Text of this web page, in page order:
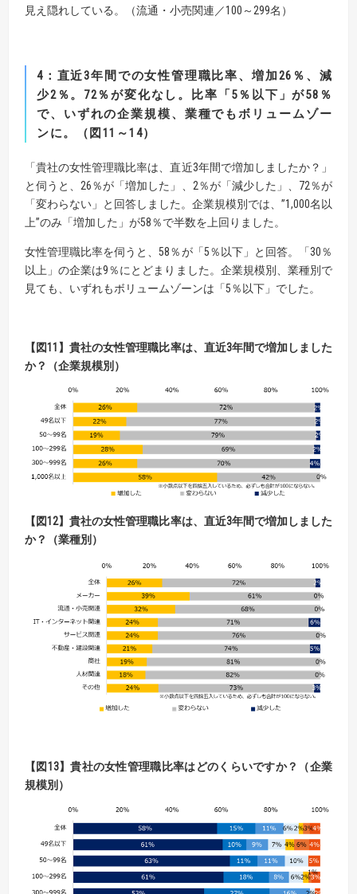
見え隠れしている。（流通・小売関連／100～299名）
4 ：直近3年間での女性管理職比率、増加26 ％、減
少2 ％。 72％が変化なし。 比率「5 ％以下」が58 ％
で、いずれの企業規模、業種でもボリュームゾー
ンに。（図 11 ～14）
「貴社の女性管理職比率は、直近3年間で増加しましたか？」
と伺うと、26％が「増加した」、2％が「減少した」、72％が
「変わらない」と回答しました。企業規模別では、”1,000名以
上”のみ「増加した」が58％で半数を上回りました。
女性管理職比率を伺うと、58％が「5％以下」と回答。「30％
以上」の企業は9％にとどまりました。企業規模別、業種別で
見ても、いずれもボリュームゾーンは「5％以下」でした。
【図11】貴社の女性管理職比率は、直近3年間で増加しました
か？（企業規模別）
【 図12】貴社の女性管理職比率は、直近3年間で増加しました
か？（業種別）
【 図13】貴社の女性管理職比率はどのくらいですか？（企業
規模別）